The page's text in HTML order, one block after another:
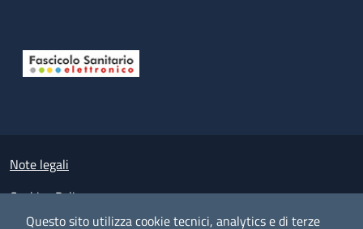
Questo sito utilizza cookie tecnici, analytics e di terze
Small prints
Note legali
Cookies Policy